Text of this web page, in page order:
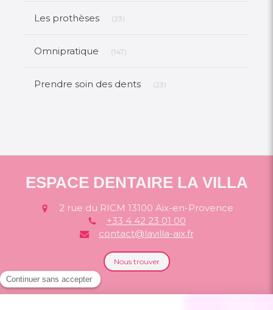
Les prothèses (23)
Omnipratique (147)
Prendre soin des dents (23)
ESPACE DENTAIRE LA VILLA
2 rue du RICM 13100 Aix-en-Provence
+33 4 42 23 01 00
contact@lavilla-aix.fr
Nous trouver